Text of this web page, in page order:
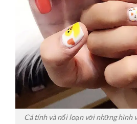
Cá tính và nổi loạn với những hình